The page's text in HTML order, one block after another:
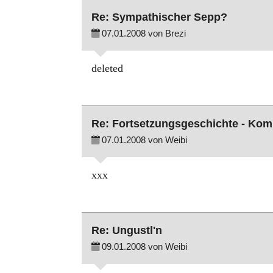
Re: Sympathischer Sepp?
07.01.2008 von Brezi
deleted
Re: Fortsetzungsgeschichte -
07.01.2008 von Weibi
xxx
Re: Ungustl'n
09.01.2008 von Weibi